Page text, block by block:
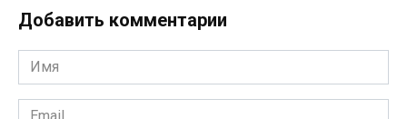
Добавить комментарии
Имя
*
Email